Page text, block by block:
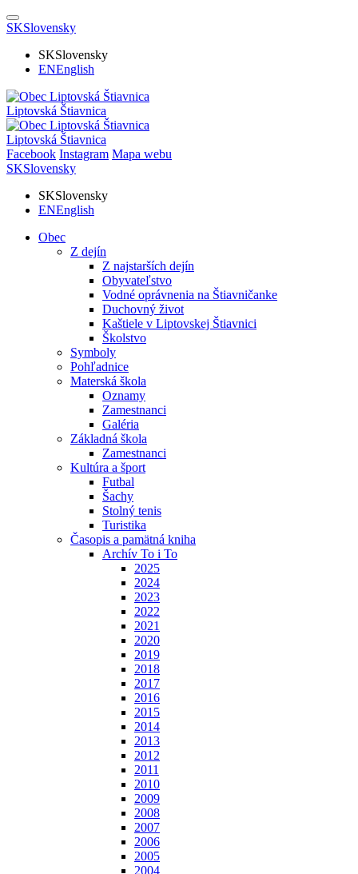
SKSlovensky
SKSlovensky
ENEnglish
Liptovská Štiavnica
Liptovská Štiavnica
Facebook Instagram Mapa webu
SKSlovensky
SKSlovensky
ENEnglish
Obec
Z dejín
Z najstarších dejín
Obyvateľstvo
Vodné oprávnenia na Štiavničanke
Duchovný život
Kaštiele v Liptovskej Štiavnici
Školstvo
Symboly
Pohľadnice
Materská škola
Oznamy
Zamestnanci
Galéria
Základná škola
Zamestnanci
Kultúra a šport
Futbal
Šachy
Stolný tenis
Turistika
Časopis a pamätná kniha
Archív To i To
2025
2024
2023
2022
2021
2020
2019
2018
2017
2016
2015
2014
2013
2012
2011
2010
2009
2008
2007
2006
2005
2004